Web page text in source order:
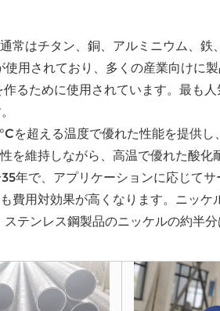
常はチタン、銅、アルミニウム、鉄
用されており、多くの産業向けに
るために使用されています。最も
を超える温度で優れた性能を提供
を維持しながら、高温で優れた酸化
年で、アプリケーションに応じて
費用対効果が高くなります。ニッ
テンレス鋼製品のニッケルの約半